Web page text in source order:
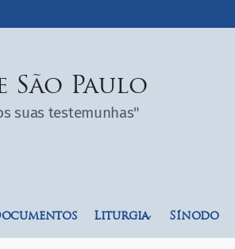
São Paulo
suas testemunhas"
Liturgia Sínodo